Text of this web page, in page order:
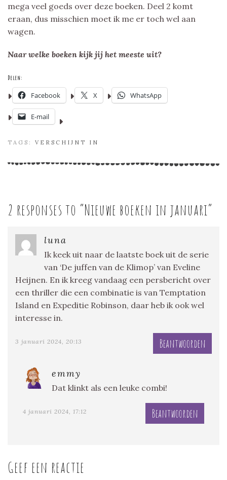
mega veel goeds over deze boeken. Deel 2 komt
eraan, dus misschien moet ik me er toch wel aan
wagen.
Naar welke boeken kijk jij het meeste uit?
Delen:
Facebook X WhatsApp
E-mail
TAGS: VERSCHIJNT IN
2 responses to “Nieuwe boeken in januari”
luna
Ik keek uit naar de laatste boek uit de serie
van ‘De juffen van de Klimop’ van Eveline
Heijnen. En ik kreeg vandaag een persbericht over
een thriller die een combinatie is van Temptation
Island en Expeditie Robinson, daar heb ik ook wel
interesse in.
3 januari 2024, 20:13 Beantwoorden
emmy
Dat klinkt als een leuke combi!
4 januari 2024, 17:12 Beantwoorden
Geef een reactie